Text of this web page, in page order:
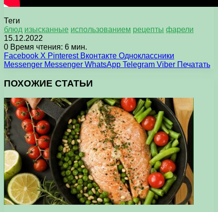
Теги
блюд изысканные использованием рецепты фарели
15.12.2022
0 Время чтения: 6 мин.
Facebook X Pinterest Вконтакте Одноклассники
Messenger Messenger WhatsApp Telegram Viber Печатать
ПОХОЖИЕ СТАТЬИ